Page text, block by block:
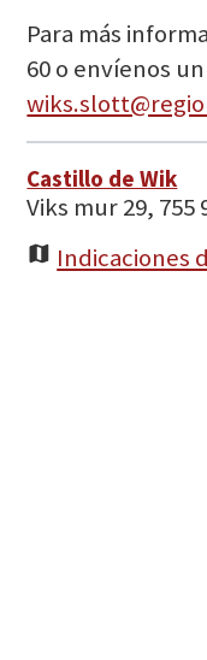
Para más
60 o envíenos
Castillo de Wik
Viks mur 29, 755
Indicaciones